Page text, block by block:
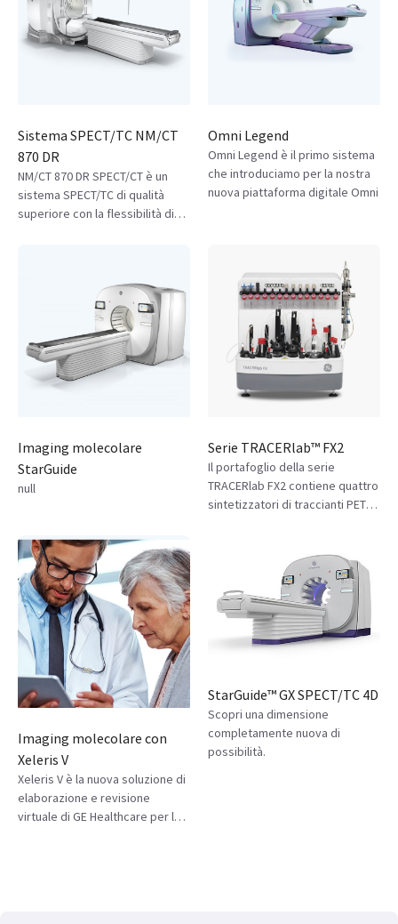
Sistema SPECT/TC NM/CT
870 DR
NM/CT 870 DR SPECT/CT è un
sistema SPECT/TC di qualità
superiore con la flessibilità di
dose e degli artefatti metallici.
Omni Legend
Omni Legend è il primo sistema
che introduciamo per la nostra
nuova piattaforma digitale Omni
Imaging molecolare
StarGuide
null
Serie TRACERlab™ FX2
Il portafoglio della serie
TRACERlab FX2 contiene quattro
sintetizzatori di traccianti PET
di traccianti PET mediante
protocolli di sintesi
personalizzabili e automatizzati.
Scopri di più su come i
sintetizzatori di traccianti PET
TRACERlab FX2 possono
traccianti.
Imaging molecolare con
Xeleris V
Xeleris V è la nuova soluzione di
elaborazione e revisione
virtuale di GE Healthcare per la
StarGuide™ GX SPECT/TC 4D
Scopri una dimensione
completamente nuova di
possibilità.